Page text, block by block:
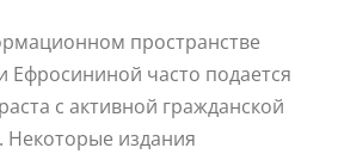
пространстве
часто подается
с активной гражданской
издания